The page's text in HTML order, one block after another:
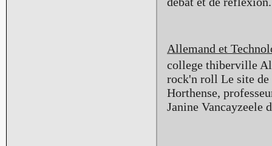
Allemand et
college thiberville
rock'n roll Le site de
Horthense,
Janine Vancayzeele